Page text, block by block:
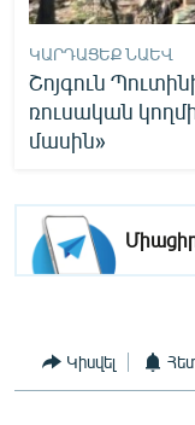
ԿԱՐԴԱՑԵՔ ՆԱԵՎ
Շոյգուն
ռուսական
մասին»
Կիսվել